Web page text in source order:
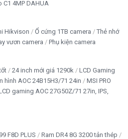
C1 4MP DAHUA
Hikvison Ổ cứng 1TB camera
Thẻ nhớ
vươn camera Phụ kiện camera
24 inch mới giá 1290k
LCD Gaming
hình AOC 24B15H3/71 24in
MSI PRO
gaming AOC 27G50Z/71 27in, IPS,
F8D PLUS
Ram DR4 8G 3200 tản thép